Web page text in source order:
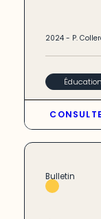
2024- P.
Éducation
Bulletin